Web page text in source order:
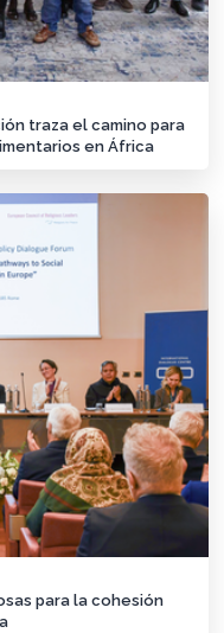
traza el camino para
en África
para la cohesión